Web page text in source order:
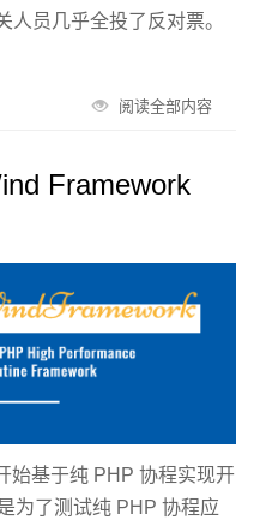
员几乎全投了反对票。
阅读全部内容
Framework
基于纯 PHP 协程实现开
为了测试纯 PHP 协程应